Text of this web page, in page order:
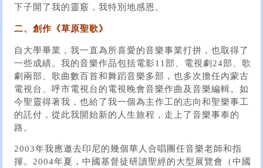
下子開了我的靈竅，我特別地感恩。
二、創作《草原聖歌》
自大學畢業，我一直為所喜愛的音樂事業打拼，也取得了
一些成績。我的音樂作品包括電影11部、電視劇24部、歌
劇兩部、歌曲數百首和舞蹈音樂多部，也多次擔任內蒙古
電視台、呼市電視台的電視晚會音樂作曲及音樂編輯。如
今聖靈得著我，也給了我一個為主作工的志向和聖樂事工
的託付，從此我開始新的人生旅程，走上了音樂事奉的
路。
2003年我應邀去印尼的幾個華人合唱團任音樂老師和指
揮。2004年夏，中國基督徒研讀聖經的大型展覽會（中國